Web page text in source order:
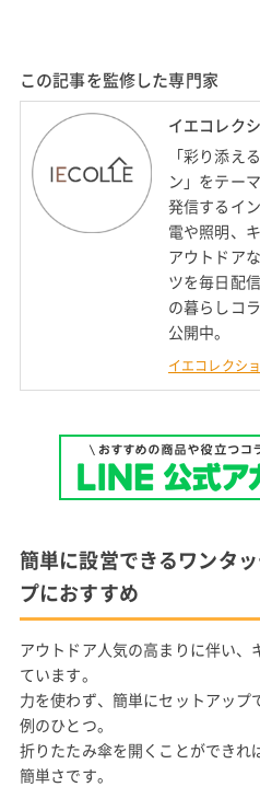
この記事を監修した専門家
イエコレク
「彩り添え
ン」をテー
発信するイ
電や照明、
アウトドア
ツを毎日配
の暮らしコ
公開中。
イエコレクシ
簡単に設営できるワンタ
プにおすすめ
アウトドア人気の高まりに伴い、
ています。
力を使わず、簡単にセットアップ
例のひとつ。
折りたたみ傘を開くことができれ
簡単さです。